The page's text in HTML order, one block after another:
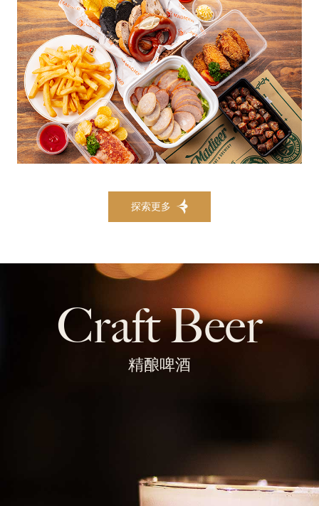
探索更多
Craft Beer
精酿啤酒